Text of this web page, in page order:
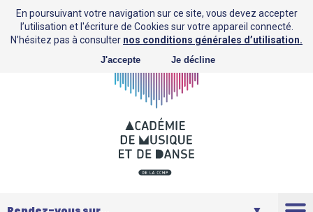
En poursuivant votre navigation sur ce site, vous devez accepter
l’utilisation et l'écriture de Cookies sur votre appareil connecté.
N’hésitez pas à consulter nos conditions générales d’utilisation.
J'accepte Je décline